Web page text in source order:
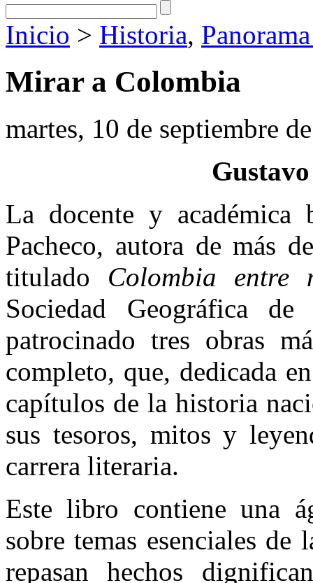
Inicio > Historia,
Mirar a Colombia
martes, 10 de septiembre
La docente y académica
Pacheco, autora de más
titulado Colombia
Sociedad Geográfica
patrocinado tres obras
completo, que, dedicada
capítulos de la historia
sus tesoros, mitos y
carrera literaria.
Este libro contiene una
sobre temas esenciales
repasan hechos